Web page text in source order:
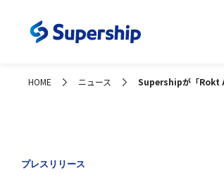
HOME ニュース Supershipが「Rokt
プレスリリース